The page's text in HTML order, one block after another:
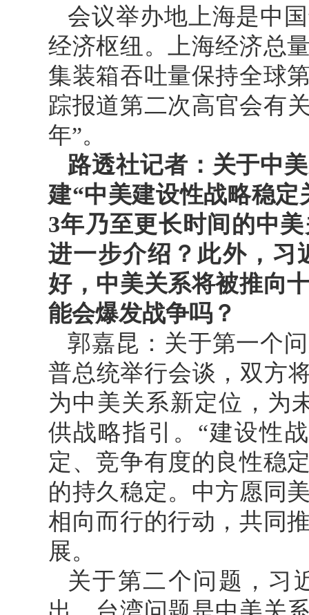
会议举办地上海是中
经济枢纽。上海经济总
集装箱吞吐量保持全球
踪报道第二次高官会有
年”。
路透社记者：关于中
建“中美建设性战略稳
3年乃至更长时间的中
进一步介绍？此外，习
好，中美关系将被推向
能会爆发战争吗？
郭嘉昆：关于第一个
普总统举行会谈，双方
为中美关系新定位，为
供战略指引。“建设性
定、竞争有度的良性稳
的持久稳定。中方愿同
相向而行的行动，共同
展。
关于第二个问题，习